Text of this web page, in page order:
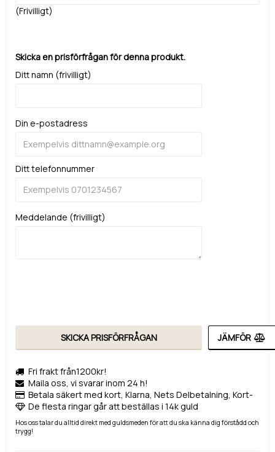
(Frivilligt)
Skicka en prisförfrågan för denna produkt.
Ditt namn (frivilligt)
Din e-postadress
Ditt telefonnummer
Meddelande (frivilligt)
SKICKA PRISFÖRFRÅGAN JÄMFÖR
Fri frakt från1200kr!
Maila oss, vi svarar inom 24 h!
Betala säkert med kort, Klarna, Nets Delbetalning, Kort-
De flesta ringar går att beställas i 14k guld
Hos oss talar du alltid direkt med guldsmeden för att du ska känna dig förstådd och
trygg!